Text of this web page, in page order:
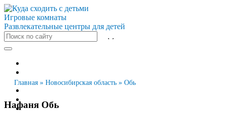
Игровые комнаты
Развлекательные центры для детей
Санкт-Петербург
Казань
Главная » Новосибирская область » Обь
Нафаня Обь